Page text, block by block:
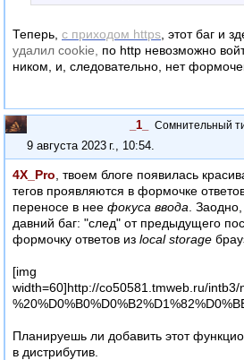
Теперь, с приходом https , этот баг и
удалил cookie,
по http невозможно
ником, и, следовательно, нет
_1_ Сомнительный
9 августа 2023 г., 10:54
4X_Pro , твоем блоге появилась
тегов проявляются в формочке
переносе в нее фокуса ввода .
давний баг: "след" от предыдущего
формочку ответов из local storage
[img
width=60]http://co50581.tmweb.ru/intb3/
Планируешь ли добавить этот
в дистрибутив.